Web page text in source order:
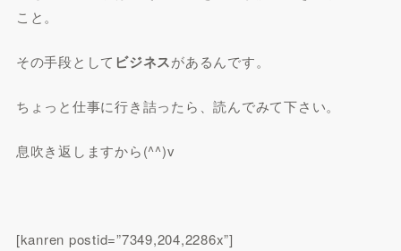
こと。
その手段として ビジネスがあるんです。
ちょっと仕事に行き詰ったら、読んでみて下さい。
息吹き返しますから(^^)v
[kanren postid=”7349,204,2286x”]